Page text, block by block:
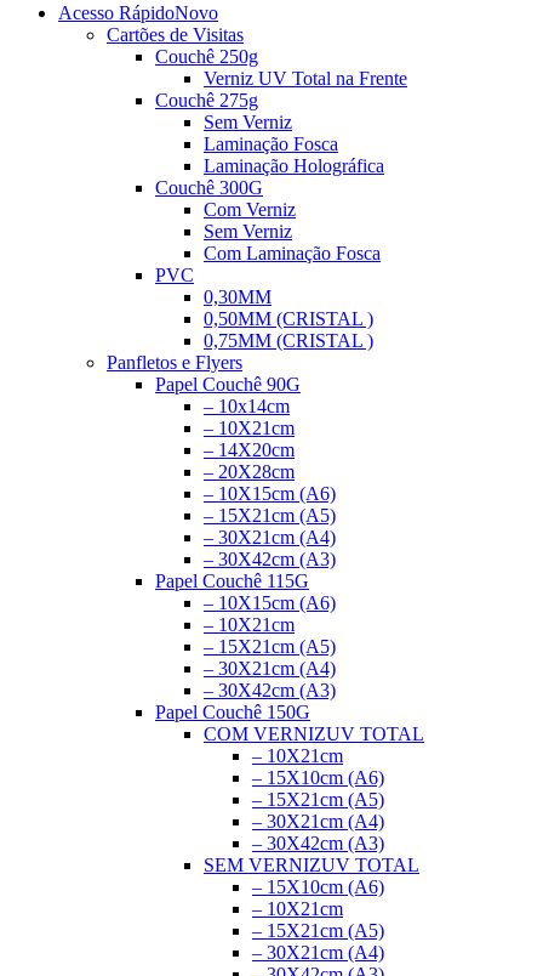
Acesso RápidoNovo
Cartões de Visitas
Couchê 250g
Verniz UV Total na Frente
Couchê 275g
Sem Verniz
Laminação Fosca
Laminação Holográfica
Couchê 300G
Com Verniz
Sem Verniz
Com Laminação Fosca
PVC
0,30MM
0,50MM (CRISTAL )
0,75MM (CRISTAL )
Panfletos e Flyers
Papel Couchê 90G
– 10x14cm
– 10X21cm
– 14X20cm
– 20X28cm
– 10X15cm (A6)
– 15X21cm (A5)
– 30X21cm (A4)
– 30X42cm (A3)
Papel Couchê 115G
– 10X15cm (A6)
– 10X21cm
– 15X21cm (A5)
– 30X21cm (A4)
– 30X42cm (A3)
Papel Couchê 150G
COM VERNIZUV TOTAL
– 10X21cm
– 15X10cm (A6)
– 15X21cm (A5)
– 30X21cm (A4)
– 30X42cm (A3)
SEM VERNIZUV TOTAL
– 15X10cm (A6)
– 10X21cm
– 15X21cm (A5)
– 30X21cm (A4)